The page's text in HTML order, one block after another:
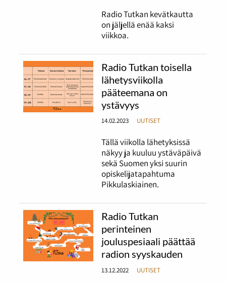
Radio Tutkan kevätkautta
on jäljellä enää kaksi
viikkoa.
Radio Tutkan toisella
lähetysviikolla
pääteemana on
ystävyys
14.02.2023 UUTISET
Tällä viikolla lähetyksissä
näkyy ja kuuluu ystäväpäivä
sekä Suomen yksi suurin
opiskelijatapahtuma
Pikkulaskiainen.
Radio Tutkan
perinteinen
jouluspesiaali päättää
radion syyskauden
13.12.2022 UUTISET